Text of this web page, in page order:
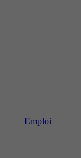
Emploi